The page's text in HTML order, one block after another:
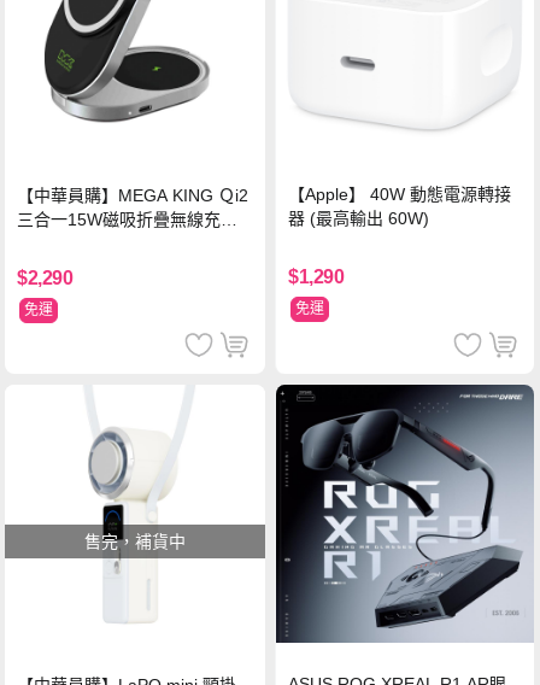
【中華員購】MEGA KING Ｑi2
三合一15W磁吸折疊無線充電
$2,290
免運
【Apple】 40W 動態電源轉接
器 (最高輸出 60W)
$1,290
免運
售完，補貨中